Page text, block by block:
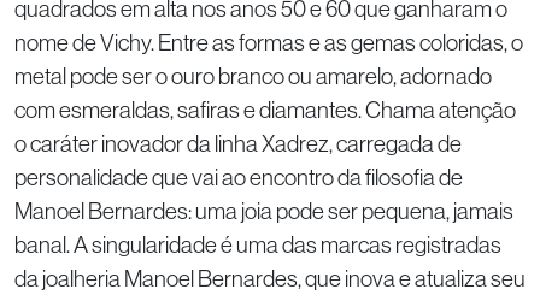
quadrados em alta nos anos 50 e 60 que ganharam o
nome de Vichy. Entre as formas e as gemas coloridas, o
metal pode ser o ouro branco ou amarelo, adornado
com esmeraldas, safiras e diamantes. Chama atenção
o caráter inovador da linha Xadrez, carregada de
personalidade que vai ao encontro da filosofia de
Manoel Bernardes: uma joia pode ser pequena, jamais
banal. A singularidade é uma das marcas registradas
da joalheria Manoel Bernardes, que inova e atualiza seu